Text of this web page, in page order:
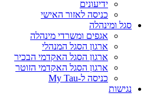
ידיעונים
כניסה לאזור האישי
סגל ומינהלה
אגפים ומשרדי מינהלה
ארגון הסגל המנהלי
ארגון הסגל האקדמי הבכיר
ארגון הסגל האקדמי הזוטר
כניסה ל-My Tau
נגישות